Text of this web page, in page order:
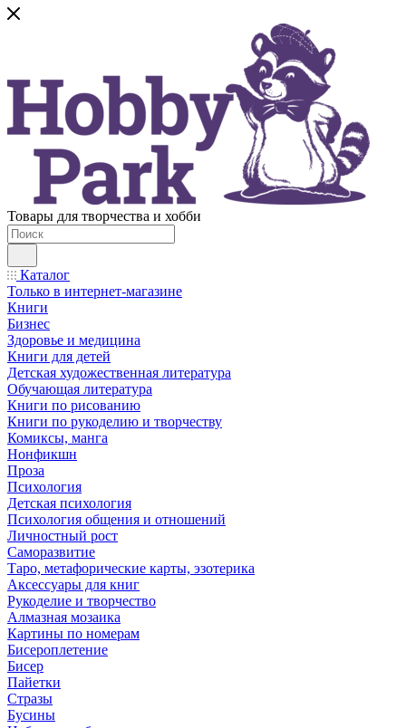
Товары для творчества и хобби
Каталог
Только в интернет-магазине
Книги
Бизнес
Здоровье и медицина
Книги для детей
Детская художественная литература
Обучающая литература
Книги по рисованию
Книги по рукоделию и творчеству
Комиксы, манга
Нонфикшн
Проза
Психология
Детская психология
Психология общения и отношений
Личностный рост
Саморазвитие
Таро, метафорические карты, эзотерика
Аксессуары для книг
Рукоделие и творчество
Алмазная мозаика
Картины по номерам
Бисероплетение
Бисер
Пайетки
Стразы
Бусины